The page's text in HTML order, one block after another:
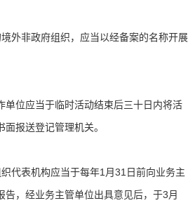
外非政府组织，应当以经备案的名称开展
单位应当于临时活动结束后三十日内将活
报送登记管理机关。
代表机构应当于每年1月31日前向业务主
告，经业务主管单位出具意见后，于3月